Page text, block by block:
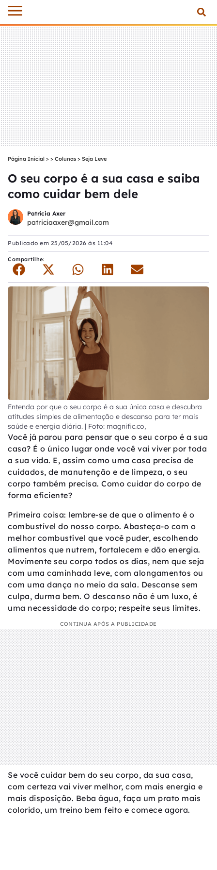
Página Inicial > Colunas > Seja Leve
O seu corpo é a sua casa e saiba
como cuidar bem dele
Patrícia Axer
patriciaaxer@gmail.com
Publicado em 25/05/2026 às 11:04
Compartilhe:
Entenda por que o seu corpo é a sua única casa e descubra
atitudes simples de alimentação e descanso para ter mais
saúde e energia diária. | Foto: magnific.co,
Você já parou para pensar que o seu corpo é a sua
casa? É o único lugar onde você vai viver por toda
a sua vida. E, assim como uma casa precisa de
cuidados, de manutenção e de limpeza, o seu
corpo também precisa. Como cuidar do corpo de
forma eficiente?
Primeira coisa: lembre-se de que o alimento é o
combustível do nosso corpo. Abasteça-o com o
melhor combustível que você puder, escolhendo
alimentos que nutrem, fortalecem e dão energia.
Movimente seu corpo todos os dias, nem que seja
com uma caminhada leve, com alongamentos ou
com uma dança no meio da sala. Descanse sem
culpa, durma bem. O descanso não é um luxo, é
uma necessidade do corpo; respeite seus limites.
CONTINUA APÓS A PUBLICIDADE
Se você cuidar bem do seu corpo, da sua casa,
com certeza vai viver melhor, com mais energia e
mais disposição. Beba água, faça um prato mais
colorido, um treino bem feito e comece agora.